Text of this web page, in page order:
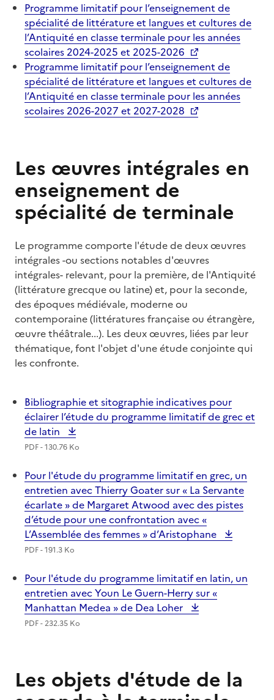
Programme limitatif pour l’enseignement de
spécialité de littérature et langues et cultures de
l’Antiquité en classe terminale pour les années
scolaires 2024-2025 et 2025-2026
Programme limitatif pour l’enseignement de
spécialité de littérature et langues et cultures de
l’Antiquité en classe terminale pour les années
scolaires 2026-2027 et 2027-2028
Les œuvres intégrales en
enseignement de
spécialité de terminale
Le programme comporte l'étude de deux œuvres
intégrales -ou sections notables d'œuvres
intégrales- relevant, pour la première, de l'Antiquité
(littérature grecque ou latine) et, pour la seconde,
des époques médiévale, moderne ou
contemporaine (littératures française ou étrangère,
œuvre théâtrale...). Les deux œuvres, liées par leur
thématique, font l'objet d'une étude conjointe qui
les confronte.
Bibliographie et sitographie indicatives pour
éclairer l’étude du programme limitatif de grec et
de latin
PDF - 130.76 Ko
Pour l'étude du programme limitatif en grec, un
entretien avec Thierry Goater sur « La Servante
écarlate » de Margaret Atwood avec des pistes
d’étude pour une confrontation avec «
L’Assemblée des femmes » d’Aristophane
PDF - 191.3 Ko
Pour l'étude du programme limitatif en latin, un
entretien avec Youn Le Guern-Herry sur «
Manhattan Medea » de Dea Loher
PDF - 232.35 Ko
Les objets d'étude de la